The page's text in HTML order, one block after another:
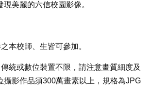
現美麗的六信校園影像。
本校師、生皆可參加。
統或數位裝置不限，請注意畫質細度及
攝影作品須300萬畫素以上，規格為JPG